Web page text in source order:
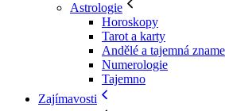
Astrologie
Horoskopy
Tarot a karty
Andělé a tajemná
Numerologie
Tajemno
Zajímavosti